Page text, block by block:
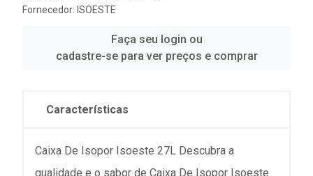
Fornecedor: ISOESTE
Faça seu login ou
cadastre-se para ver preços e comprar
Características
Caixa De Isopor Isoeste 27L Descubra a
qualidade e o sabor de Caixa De Isopor Isoeste